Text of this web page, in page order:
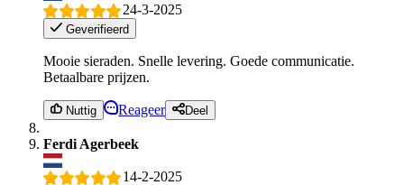
24-3-2025
Geverifieerd
Mooie sieraden. Snelle levering. Goede communicatie.
Betaalbare prijzen.
Nuttig Reageer Deel
Ferdi Agerbeek
14-2-2025